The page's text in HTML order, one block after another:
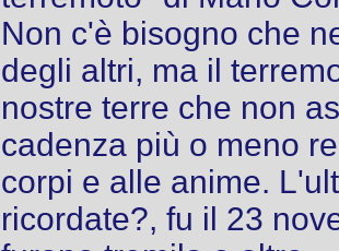
Non c'è bisogno che
degli altri, ma il
nostre terre che non
cadenza più o meno
corpi e alle anime.
ricordate?, fu il 23